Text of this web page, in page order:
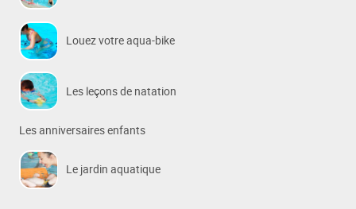
Louez votre aqua-bike
Les leçons de natation
Les anniversaires enfants
Le jardin aquatique